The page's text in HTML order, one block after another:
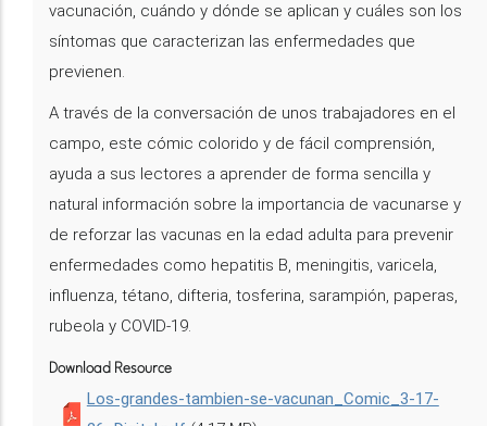
vacunación, cuándo y dónde se aplican y cuáles son los
síntomas que caracterizan las enfermedades que
previenen.
A través de la conversación de unos trabajadores en el
campo, este cómic colorido y de fácil comprensión,
ayuda a sus lectores a aprender de forma sencilla y
natural información sobre la importancia de vacunarse y
de reforzar las vacunas en la edad adulta para prevenir
enfermedades como hepatitis B, meningitis, varicela,
influenza, tétano, difteria, tosferina, sarampión, paperas,
rubeola y COVID-19.
Download Resource
Los-grandes-tambien-se-vacunan_Comic_3-17-